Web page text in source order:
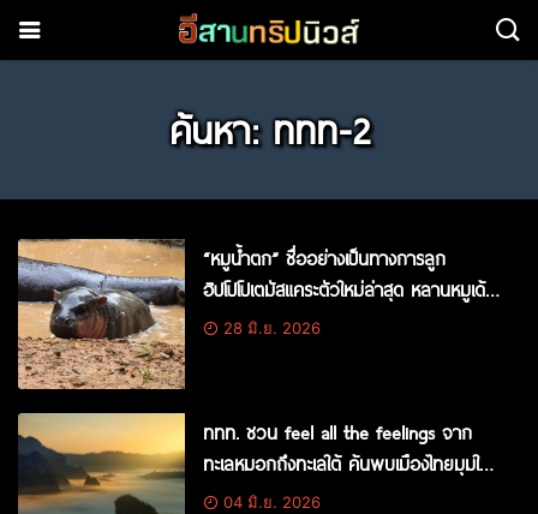
ค้นหา: ททท-2
“หมูน้ำตก” ชื่ออย่างเป็นทางการลูก
ฮิปโปโปเตมัสแคระตัวใหม่ล่าสุด หลานหมูเด้ง
หลังผู้ร่วมกิจกรรมร่วมโหวตชนะกว่า
28 มิ.ย. 2026
ททท. ชวน feel all the feelings จาก
ทะเลหมอกถึงทะเลใต้ ค้นพบเมืองไทยมุมใหม่
กับหลากความรู้สึกที่ไม่รู้ลืม
04 มิ.ย. 2026